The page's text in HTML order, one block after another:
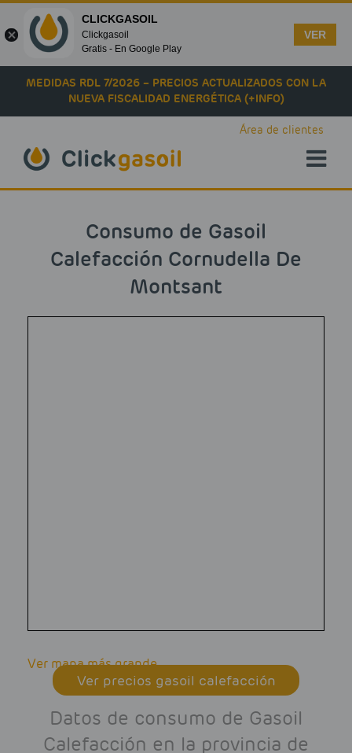
Skip to main content
MEDIDAS RDL 7/2026 – PRECIOS ACTUALIZADOS CON LA
NUEVA FISCALIDAD ENERGÉTICA (+INFO)
Área de clientes
Consumo de Gasoil
Calefacción Cornudella De
Montsant
Ver mapa más grande
Ver precios gasoil calefacción
Datos de consumo de Gasoil
Calefacción en la provincia de
CLICKGASOIL
Clickgasoil
Gratis - En Google Play
VER